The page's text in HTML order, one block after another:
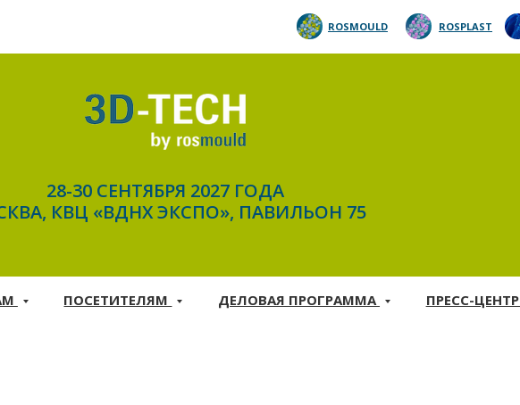
ROSPLAST
ROSMOULD
28-30 СЕНТЯБРЯ 2027 ГОДА
КВЦ «ВДНХ ЭКСПО», ПАВИЛЬОН 75
ПОСЕТИТЕЛЯМ ДЕЛОВАЯ ПРОГРАММА ПРЕСС-ЦЕНТР